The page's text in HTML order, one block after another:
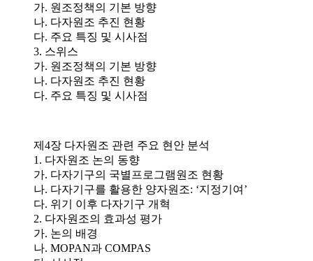
가. 원조정책의 기본 방향
나. 다자원조 추진 현황
다. 주요 특징 및 시사점
3. 스위스
가. 원조정책의 기본 방향
나. 다자원조 추진 현황
다. 주요 특징 및 시사점
제4장 다자원조 관련 주요 현안 분석
1. 다자원조 논의 동향
가. 다자기구의 국별프로그램원조 현황
나. 다자기구를 활용한 양자원조: ‘지정기여’
다. 위기 이후 다자기구 개혁
2. 다자원조의 효과성 평가
가. 논의 배경
나. MOPAN과 COMPAS